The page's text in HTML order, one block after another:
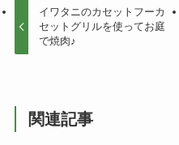
イワタニのカセットフーカ
セットグリルを使ってお庭
で焼肉♪
関連記事